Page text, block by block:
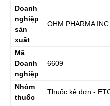
Doanh
nghiệp
sản
xuất
OHM PHARMA INC.
Mã
Doanh
nghiệp
6609
Nhóm
thuốc
Thuốc kê đơn -